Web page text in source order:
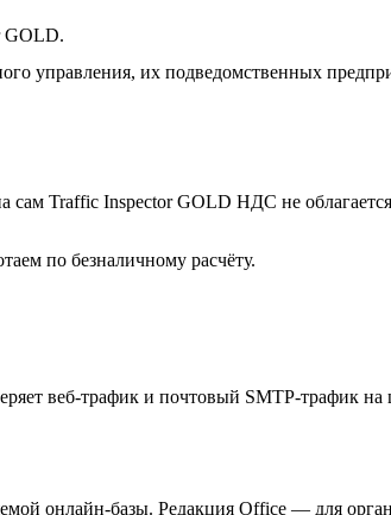
GOLD.
управления, их подведомственных
сам Traffic Inspector GOLD НДС не
по безналичному расчёту.
веб-трафик и почтовый SMTP-трафик
онлайн-базы. Редакция Office — для